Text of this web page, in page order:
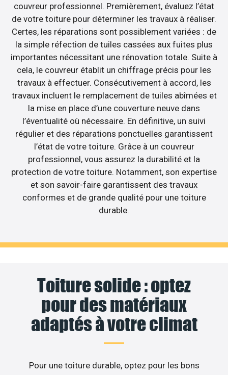
couvreur professionnel. Premièrement, évaluez l’état
de votre toiture pour déterminer les travaux à réaliser.
Certes, les réparations sont possiblement variées : de
la simple réfection de tuiles cassées aux fuites plus
importantes nécessitant une rénovation totale. Suite à
cela, le couvreur établit un chiffrage précis pour les
travaux à effectuer. Consécutivement à accord, les
travaux incluent le remplacement de tuiles abîmées et
la mise en place d’une couverture neuve dans
l’éventualité où nécessaire. En définitive, un suivi
régulier et des réparations ponctuelles garantissent
l’état de votre toiture. Grâce à un couvreur
professionnel, vous assurez la durabilité et la
protection de votre toiture. Notamment, son expertise
et son savoir-faire garantissent des travaux
conformes et de grande qualité pour une toiture
durable.
Toiture solide : optez
pour des matériaux
adaptés à votre climat
Pour une toiture durable, optez pour les bons